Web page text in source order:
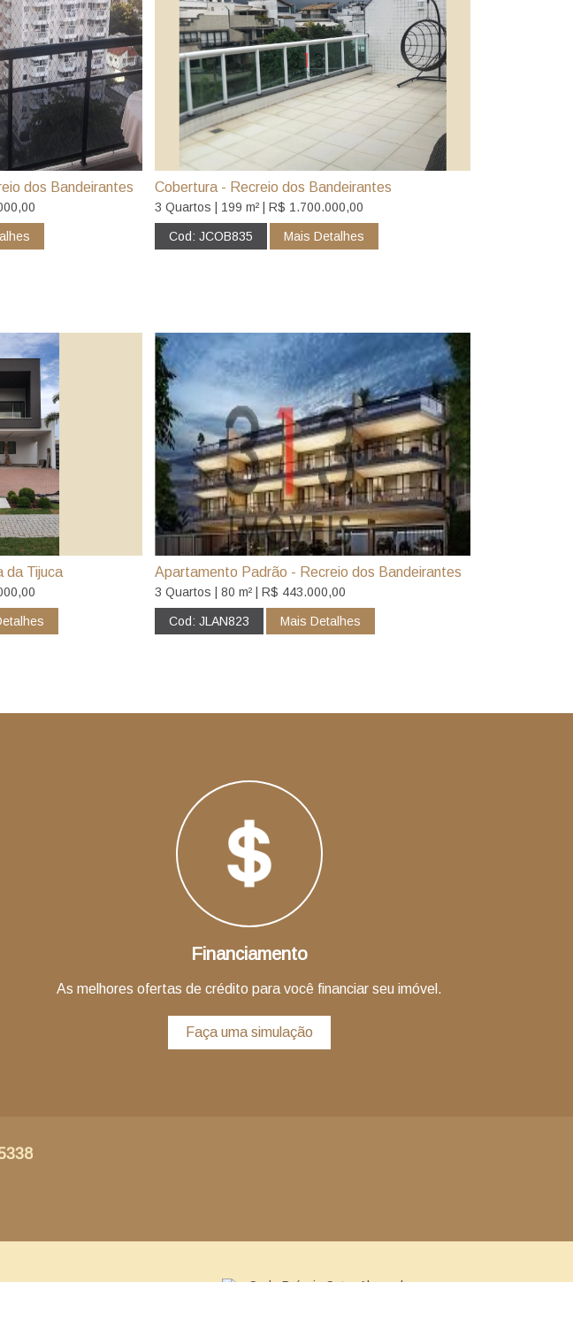
dos Bandeirantes Cobertura - Recreio dos Bandeirantes
3 Quartos | 199 m² | R$ 1.700.000,00
Cod: JCOB835 Mais Detalhes
da Tijuca Apartamento Padrão - Recreio dos Bandeirantes
3 Quartos | 80 m² | R$ 443.000,00
Cod: JLAN823 Mais Detalhes
Financiamento
As melhores ofertas de crédito para você financiar seu imóvel.
Faça uma simulação
Sede Própria Setor Alemanha